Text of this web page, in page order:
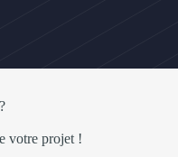
votre projet !